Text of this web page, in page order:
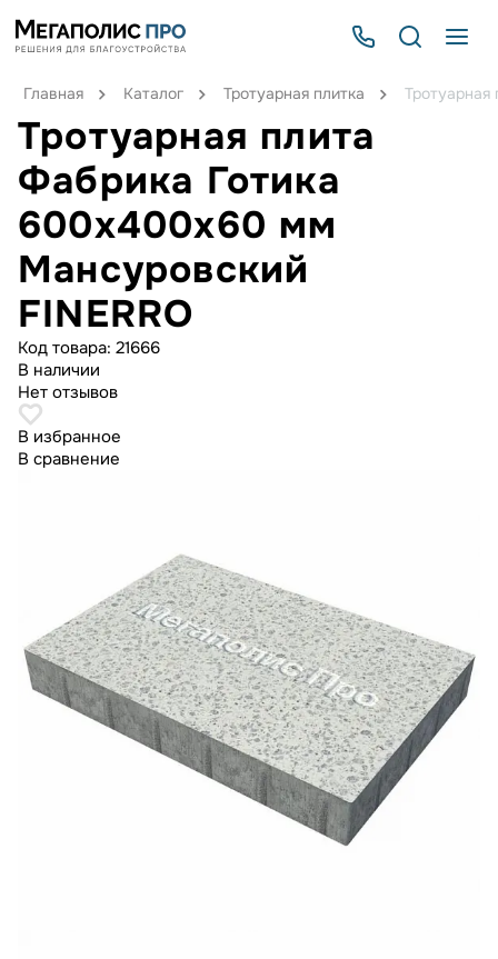
Главная Каталог Тротуарная плитка
Тротуарная плита
Фабрика Готика
600х400х60 мм
Мансуровский
FINERRO
Код товара: 21666
В наличии
Нет отзывов
В избранное
В сравнение